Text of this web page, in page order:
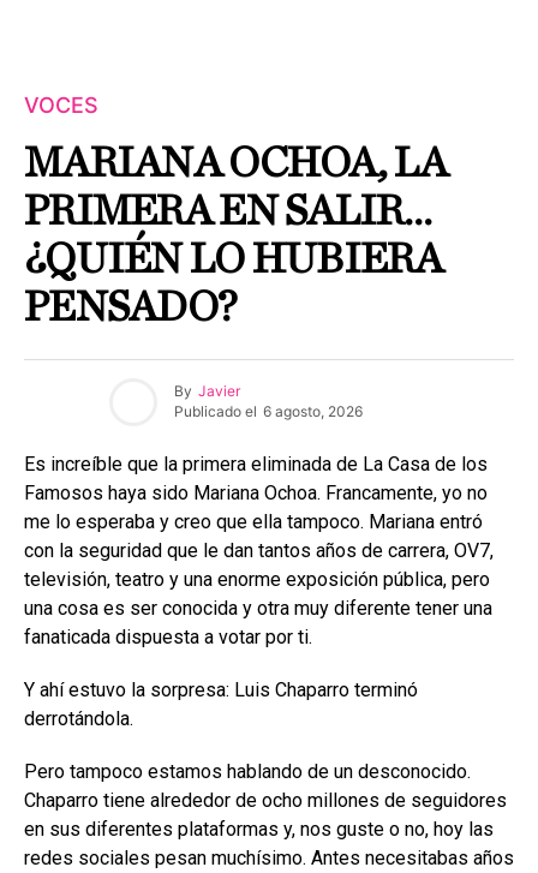
VOCES
MARIANA OCHOA, LA
PRIMERA EN SALIR…
¿QUIÉN LO HUBIERA
PENSADO?
By Javier
Publicado el 6 agosto, 2026
Es increíble que la primera eliminada de La Casa de los
Famosos haya sido Mariana Ochoa. Francamente, yo no
me lo esperaba y creo que ella tampoco. Mariana entró
con la seguridad que le dan tantos años de carrera, OV7,
televisión, teatro y una enorme exposición pública, pero
una cosa es ser conocida y otra muy diferente tener una
fanaticada dispuesta a votar por ti.
Y ahí estuvo la sorpresa: Luis Chaparro terminó
derrotándola.
Pero tampoco estamos hablando de un desconocido.
Chaparro tiene alrededor de ocho millones de seguidores
en sus diferentes plataformas y, nos guste o no, hoy las
redes sociales pesan muchísimo. Antes necesitabas años